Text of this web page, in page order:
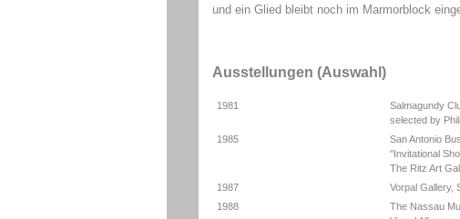
und ein Glied bleibt noch im Marmorblock
Ausstellungen (Auswahl)
1981
Salmagundy
selected by
1985
San Antonio
"Invitational
The Ritz Art
1987
Vorpal Gallery,
1988
The Nassau